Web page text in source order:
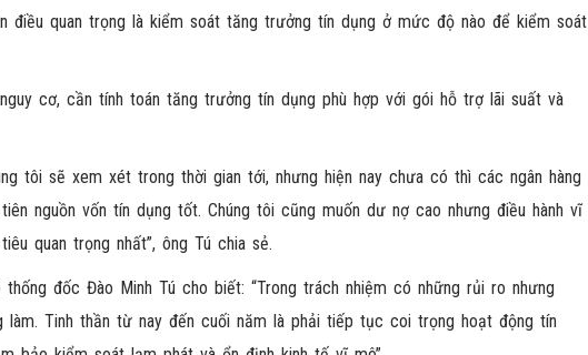
điều quan trọng là kiểm soát tăng trưởng tín dụng ở mức độ nào để kiểm soát
cơ, cần tính toán tăng trưởng tín dụng phù hợp với gói hỗ trợ lãi suất và
tôi sẽ xem xét trong thời gian tới, nhưng hiện nay chưa có thì các ngân hàng
nguồn vốn tín dụng tốt. Chúng tôi cũng muốn dư nợ cao nhưng điều hành vĩ
quan trọng nhất”, ông Tú chia sẻ.
đốc Đào Minh Tú cho biết: “Trong trách nhiệm có những rủi ro nhưng
làm. Tinh thần từ nay đến cuối năm là phải tiếp tục coi trọng hoạt động tín